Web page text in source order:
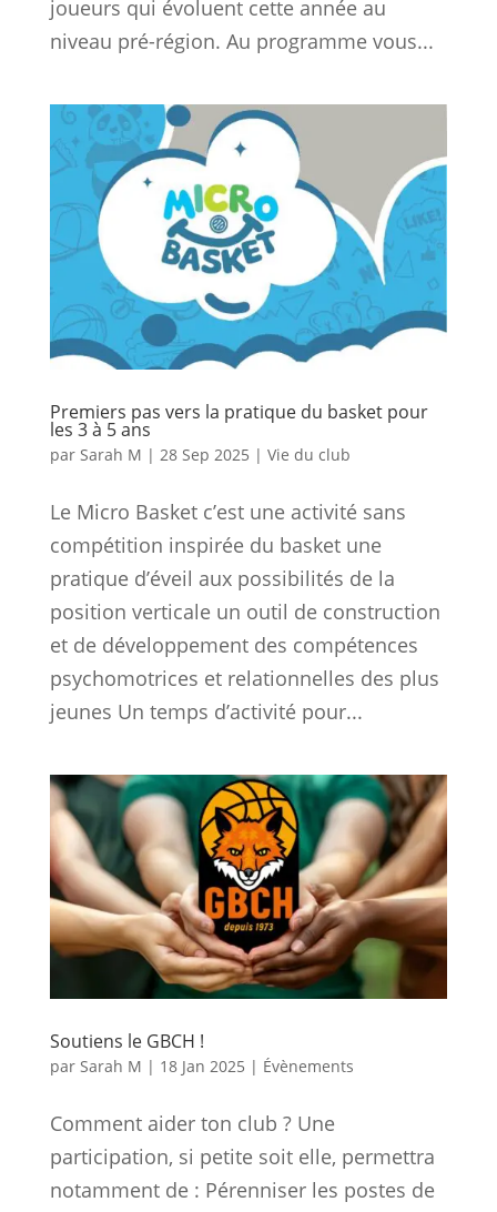
joueurs qui évoluent cette année au
niveau pré-région. Au programme vous...
Premiers pas vers la pratique du basket pour
les 3 à 5 ans
par Sarah M | 28 Sep 2025 | Vie du club
Le Micro Basket c’est une activité sans
compétition inspirée du basket une
pratique d’éveil aux possibilités de la
position verticale un outil de construction
et de développement des compétences
psychomotrices et relationnelles des plus
jeunes Un temps d’activité pour...
Soutiens le GBCH !
par Sarah M | 18 Jan 2025 | Évènements
Comment aider ton club ? Une
participation, si petite soit elle, permettra
notamment de : Pérenniser les postes de